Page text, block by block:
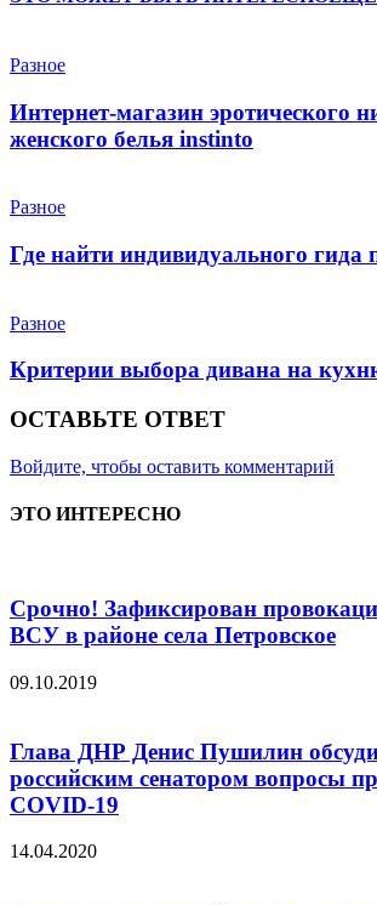
Разное
Интернет-магазин эротического
женского белья instinto
Разное
Где найти индивидуального гида
Разное
Критерии выбора дивана на
ОСТАВЬТЕ ОТВЕТ
Войдите, чтобы оставить комментарий
ЭТО ИНТЕРЕСНО
Срочно! Зафиксирован
ВСУ в районе села Петровское
09.10.2019
Глава ДНР Денис Пушилин
российским сенатором вопросы
COVID-19
14.04.2020